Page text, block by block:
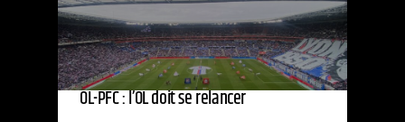
OL-PFC : l’OL doit se relancer